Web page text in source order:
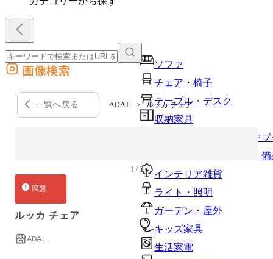
ソファ
チェア・椅子
テーブル・デスク
収納家具
パーソナルブース・集中
オフィスアクセサリー・
インテリア雑貨
ライト・照明
ガーデン・屋外
キッズ家具
生活家電
外部サイトの商品をカートに追加
他のサイトで見つけた商品ページのURLを貼り付けて、カートに追加できます
画像検索
一覧へ戻る ADAL ルッカ チェア
1 / 3
廃盤
ルッカ チェア
ADAL